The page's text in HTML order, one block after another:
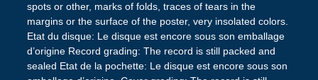
spots or other, marks of folds, traces of tears in the
margins or the surface of the poster, very insolated colors.
Etat du disque: Le disque est encore sous son emballage
d’origine Record grading: The record is still packed and
sealed Etat de la pochette: Le disque est encore sous son